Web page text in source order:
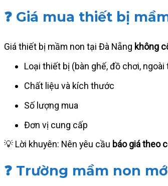
❓ Giá mua thiết bị
Giá thiết bị mầm non tại Đà Nẵng không
Loại thiết bị (bàn ghế, đồ chơi, ngoài
Chất liệu và kích thước
Số lượng mua
Đơn vị cung cấp
💡 Lời khuyên: Nên yêu cầu báo giá theo
❓ Trường mầm non